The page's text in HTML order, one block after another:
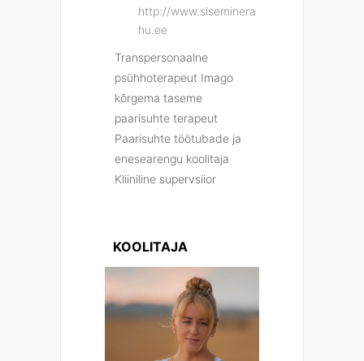
http://www.siseminera
hu.ee
Transpersonaalne
psühhoterapeut Imago
kõrgema taseme
paarisuhte terapeut
Paarisuhte töötubade ja
enesearengu koolitaja
Kliiniline supervsiior
KOOLITAJA